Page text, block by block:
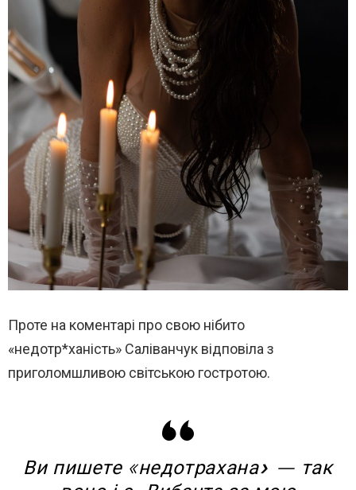
Проте на коментарі про свою нібито
«недотр*ханість» Саліванчук відповіла з
приголомшливою світською гостротою.
Ви пишете «недотрахана» — так